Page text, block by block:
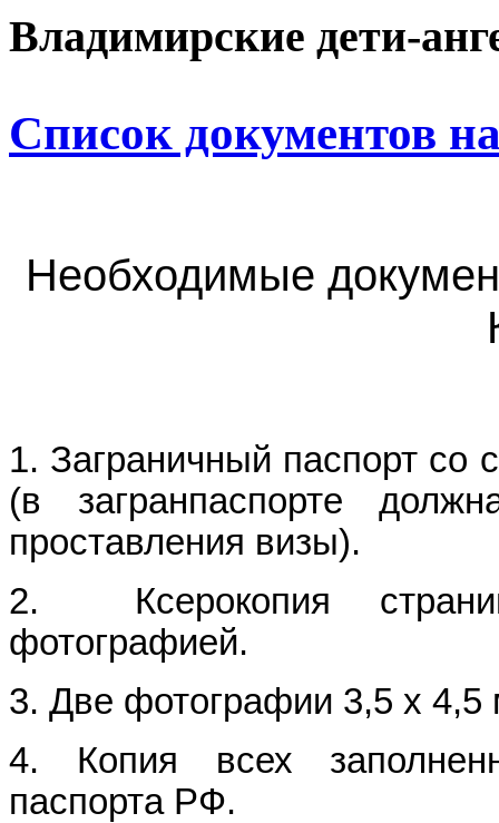
Владимирские дети-
Список документов
Необходимые
1. Заграничный паспорт
(в загранпаспорте
проставления визы).
2. Ксерокопия
фотографией.
3. Две фотографии 3,5 х 4,5
4. Копия всех
паспорта РФ.